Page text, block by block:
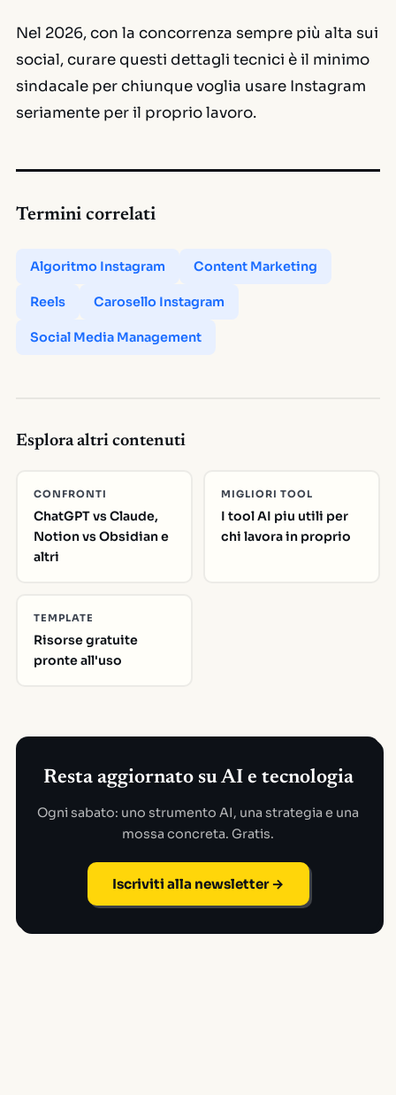
Nel 2026, con la concorrenza sempre più alta sui
social, curare questi dettagli tecnici è il minimo
sindacale per chiunque voglia usare Instagram
seriamente per il proprio lavoro.
Termini correlati
Algoritmo Instagram Content Marketing
Reels Carosello Instagram
Social Media Management
Esplora altri contenuti
CONFRONTI
ChatGPT vs Claude,
Notion vs Obsidian e
altri
MIGLIORI TOOL
I tool AI piu utili per
chi lavora in proprio
TEMPLATE
Risorse gratuite
pronte all'uso
Resta aggiornato su AI e tecnologia
Ogni sabato: uno strumento AI, una strategia e una
mossa concreta. Gratis.
Iscriviti alla newsletter →